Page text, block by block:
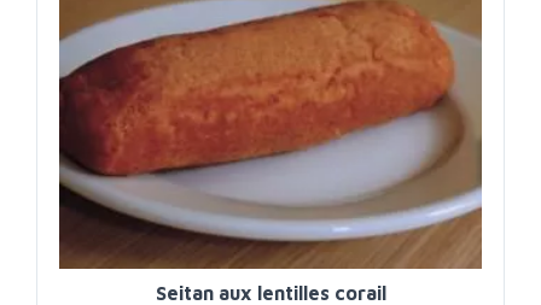
Seitan aux lentilles corail